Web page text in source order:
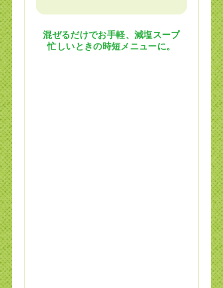
混ぜるだけでお手軽、減塩スープ
忙しいときの時短メニューに。